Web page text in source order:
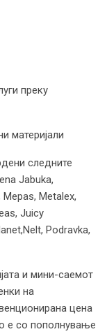
преку
материјали
следните
Jabuka,
Metalex,
Juicy
Podravka,
и мини-саемот
на
цена
е со пополнување